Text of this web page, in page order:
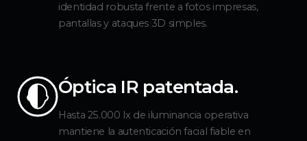
identidad robusta frente a fotos impresas,
pantallas y ataques 3D simples.
Óptica IR patentada.
Hasta 25.000 lx de iluminancia operativa
mantiene la autenticación facial fiable en